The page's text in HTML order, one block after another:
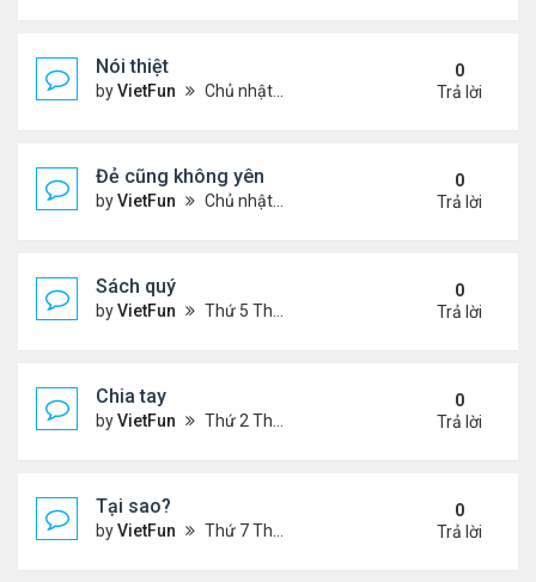
Nói thiệt
byVietFun Chủ nhật Tháng 12 12, 2021 11:06 pm
0
Trả lời
Đẻ cũng không yên
byVietFun Chủ nhật Tháng 12 12, 2021 10:54 pm
0
Trả lời
Sách quý
byVietFun Thứ 5 Tháng 12 09, 2021 11:54 am
0
Trả lời
Chia tay
byVietFun Thứ 2 Tháng 12 06, 2021 1:07 pm
0
Trả lời
Tại sao?
byVietFun Thứ 7 Tháng 12 04, 2021 11:07 pm
0
Trả lời